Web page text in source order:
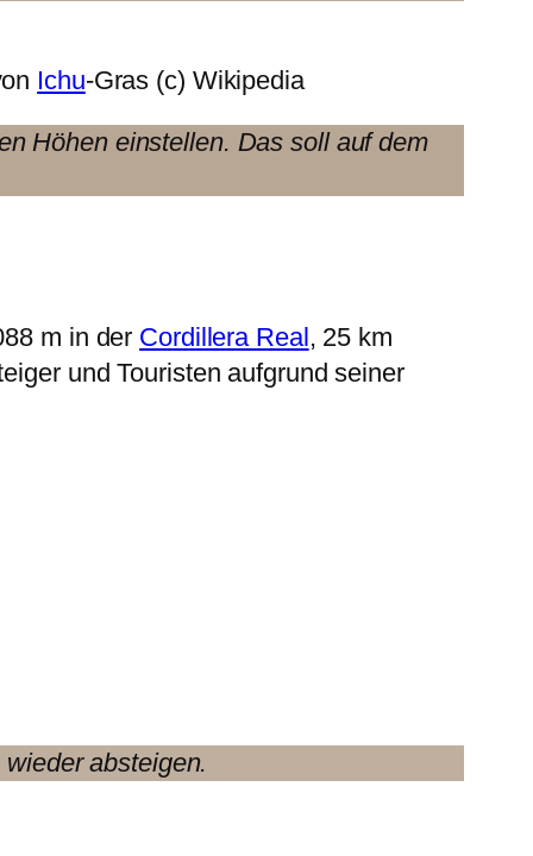
Ichu-Gras (c) Wikipedia
Höhen einstellen. Das soll auf dem
m in der Cordillera Real , 25 km
und Touristen aufgrund seiner
absteigen.